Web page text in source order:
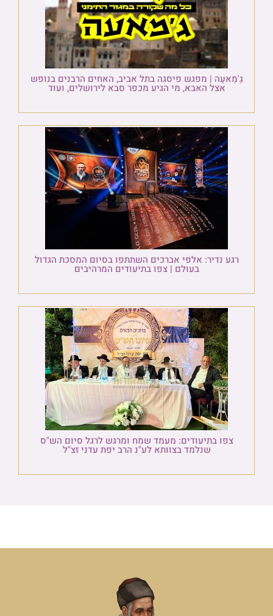
גַ'מַאעַה | מפגש פיסגה בתל אביב, האחים הרבנים בנופש
אצל האבא, מי הגיע מכפר סבא לירושלים, ועוד
רגע נדיר: אלפי אברכים השתתפו בסיום המסכת הגדול
בעולם | צפו בתיעודים המרהיבים
צפו בתיעודים: מעמד שמח ומרגש לרגל סיום הש"ס
שנלמד בצוותא לע"נ הרב יפת עדני זצ"ל